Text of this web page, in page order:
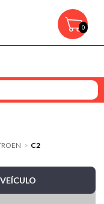
0
> C2